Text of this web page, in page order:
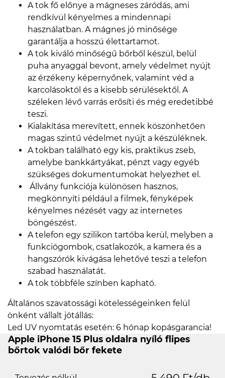
A tok fő előnye a mágneses záródás, ami
rendkívül kényelmes a mindennapi
használatban. A mágnes jó minősége
garantálja a hosszú élettartamot.
A tok kiváló minőségű bőrből készül, belül
puha anyaggal bevont, amely védelmet nyújt
az érzékeny képernyőnek, valamint véd a
karcolásoktól és a kisebb sérülésektől. A
széleken lévő varrás erősíti és még eredetibbé
teszi.
Kialakítása merevített, ennek köszönhetően
magas szintű védelmet nyújt a készüléknek.
A tokban található egy kis, praktikus zseb,
amelybe bankkártyákat, pénzt vagy egyéb
szükséges dokumentumokat helyezhet el.
Állvány funkciója különösen hasznos,
megkönnyíti például a filmek, fényképek
kényelmes nézését vagy az internetes
böngészést.
A telefon egy szilikon tartóba kerül, melyben a
funkciógombok, csatlakozók, a kamera és a
hangszórók kivágása lehetővé teszi a telefon
szabad használatát.
A tok többféle színben kapható.
Általános szavatossági kötelességeinken felül
önként vállalt jótállás:
Led UV nyomtatás esetén: 6 hónap kopásgarancia!
Apple iPhone 15 Plus oldalra nyíló flipes
bőrtok valódi bőr fekete